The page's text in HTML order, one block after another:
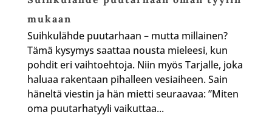
mukaan
Suihkulähde puutarhaan – mutta millainen?
Tämä kysymys saattaa nousta mieleesi, kun
pohdit eri vaihtoehtoja. Niin myös Tarjalle, joka
haluaa rakentaan pihalleen vesiaiheen. Sain
häneltä viestin ja hän mietti seuraavaa: ”Miten
oma puutarhatyyli vaikuttaa...